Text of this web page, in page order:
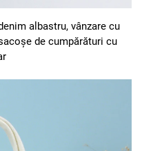
albastru, vânzare cu
de cumpărături cu